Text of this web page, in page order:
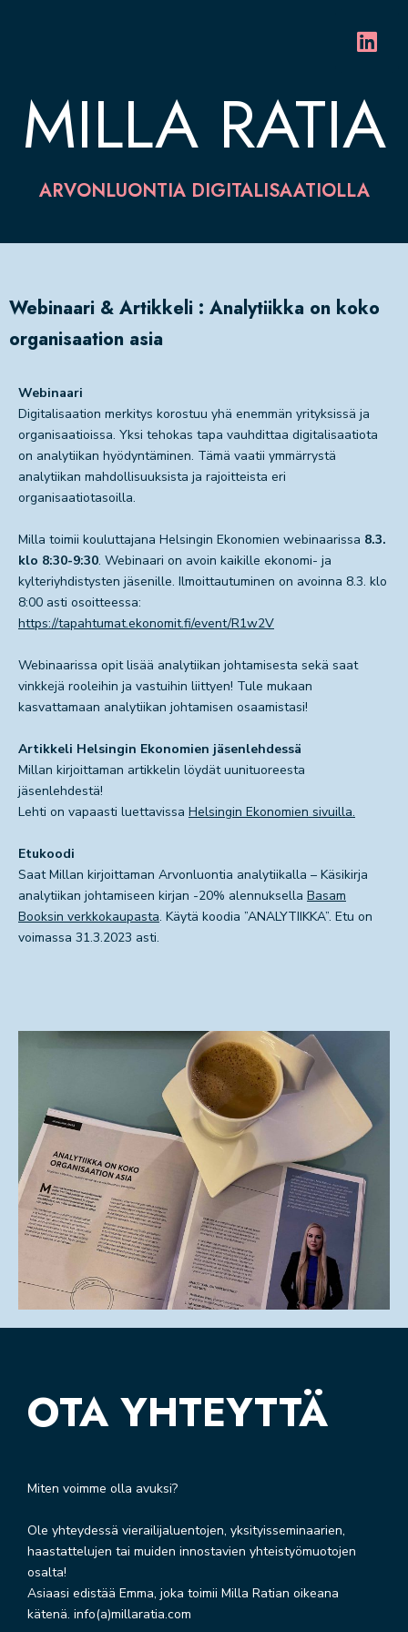
MILLA RATIA
ARVONLUONTIA DIGITALISAATIOLLA
Webinaari & Artikkeli : Analytiikka on koko
organisaation asia
Webinaari
Digitalisaation merkitys korostuu yhä enemmän yrityksissä ja
organisaatioissa. Yksi tehokas tapa vauhdittaa digitalisaatiota
on analytiikan hyödyntäminen. Tämä vaatii ymmärrystä
analytiikan mahdollisuuksista ja rajoitteista eri
organisaatiotasoilla.
Milla toimii kouluttajana Helsingin Ekonomien webinaarissa 8.3.
klo 8:30-9:30. Webinaari on avoin kaikille ekonomi- ja
kylteriyhdistysten jäsenille. Ilmoittautuminen on avoinna 8.3. klo
8:00 asti osoitteessa:
https://tapahtumat.ekonomit.fi/event/R1w2V
Webinaarissa opit lisää analytiikan johtamisesta sekä saat
vinkkejä rooleihin ja vastuihin liittyen! Tule mukaan
kasvattamaan analytiikan johtamisen osaamistasi!
Artikkeli Helsingin Ekonomien jäsenlehdessä
Millan kirjoittaman artikkelin löydät uunituoreesta
jäsenlehdestä!
Lehti on vapaasti luettavissa Helsingin Ekonomien sivuilla.
Etukoodi
Saat Millan kirjoittaman Arvonluontia analytiikalla – Käsikirja
analytiikan johtamiseen kirjan -20% alennuksella Basam
Booksin verkkokaupasta. Käytä koodia ”ANALYTIIKKA”. Etu on
voimassa 31.3.2023 asti.
OTA YHTEYTTÄ
Miten voimme olla avuksi?
Ole yhteydessä vierailijaluentojen, yksityisseminaarien,
haastattelujen tai muiden innostavien yhteistyömuotojen
osalta!
Asiaasi edistää Emma, joka toimii Milla Ratian oikeana
kätenä. info(a)millaratia.com